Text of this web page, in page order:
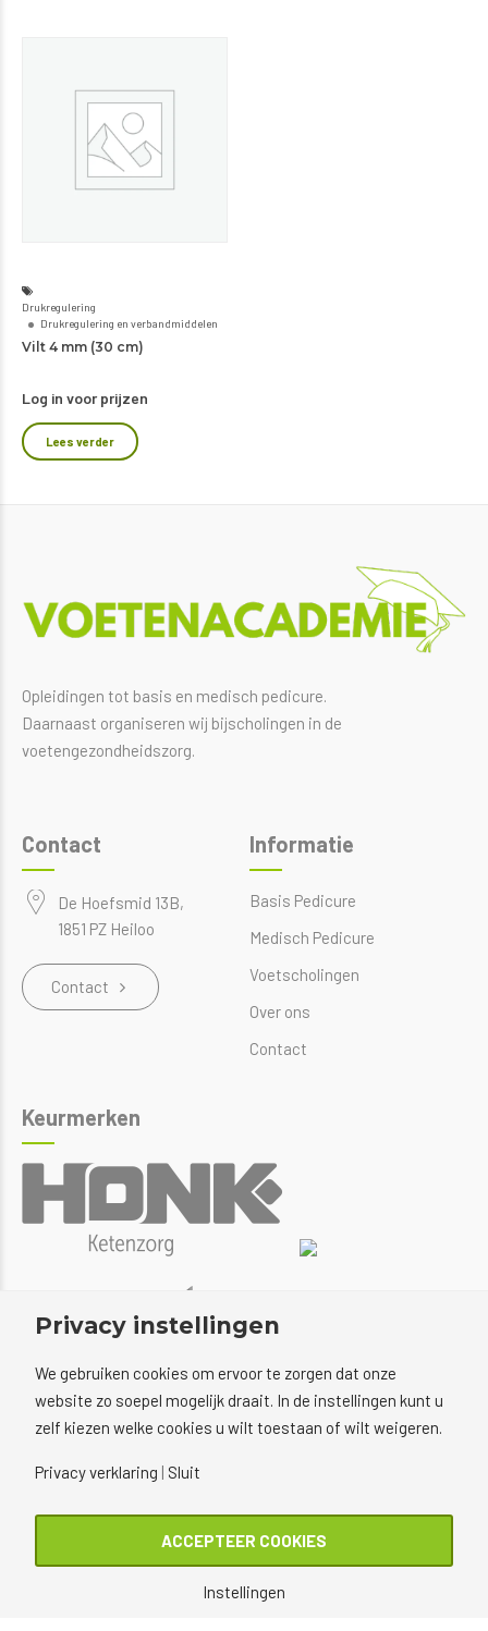
Drukregulering
Drukregulering en verbandmiddelen
Vilt 4 mm (30 cm)
Log in voor prijzen
Lees verder
Opleidingen tot basis en medisch pedicure.
Daarnaast organiseren wij bijscholingen in de
voetengezondheidszorg.
Contact
De Hoefsmid 13B,
1851 PZ Heiloo
Contact
Informatie
Basis Pedicure
Medisch Pedicure
Voetscholingen
Over ons
Contact
Keurmerken
Privacy instellingen
We gebruiken cookies om ervoor te zorgen dat onze
website zo soepel mogelijk draait. In de instellingen kunt u
zelf kiezen welke cookies u wilt toestaan of wilt weigeren.
Privacy verklaring Sluit
ACCEPTEER COOKIES
Instellingen